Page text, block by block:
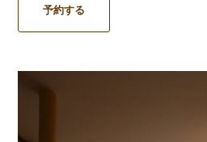
予約する